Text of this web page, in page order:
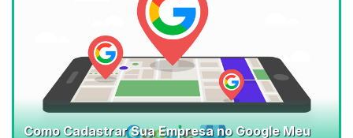
Como Cadastrar Sua Empresa no Google Meu